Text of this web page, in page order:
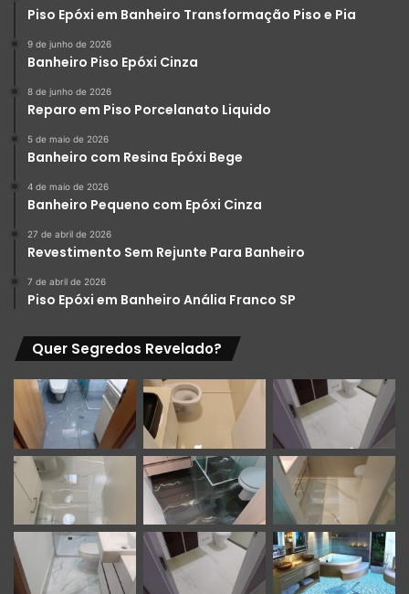
Efeito Neutro e Clean:
uma superfície perfeitamente lisa e uniforme,
disponível em uma vasta gama de cores neutras
(branco, cinza, bege, off-white, tons de concreto).
Esse acabamento liso, conhecido como “alto brilho”
ou “acetinado”, confere um ar extremamente
moderno, clean e minimalista ao ambiente, ampliando
visualmente o espaço e criando uma tela neutra para
outros elementos de decoração.
atualmente. Através de uma técnica artesanal,
ou pastas) são aplicados sobre a resina base ainda
fresca e misturados de forma controlada, criando
veios, texturas e padrões que imitam a beleza e a
sofisticação do mármore natural (como o Calacatta, o
Nero Marquina ou o Travertino). A grande vantagem
sobre o mármore verdadeiro é que o epóxi
marmorizado é monolítico (sem emendas), não
mancha com a umidade, é mais leve e não requer a
manutenção periódica de polimento e cristalização.
Cada piso marmorizado em epóxi é único, uma peça
exclusiva.
Piso Epóxi em Banheiro Transformação Piso e Pia
9 de junho de 2026
Banheiro Piso Epóxi Cinza
8 de junho de 2026
Reparo em Piso Porcelanato Liquido
5 de maio de 2026
Banheiro com Resina Epóxi Bege
4 de maio de 2026
Banheiro Pequeno com Epóxi Cinza
27 de abril de 2026
Revestimento Sem Rejunte Para Banheiro
7 de abril de 2026
Piso Epóxi em Banheiro Anália Franco SP
Quer Segredos Revelado?